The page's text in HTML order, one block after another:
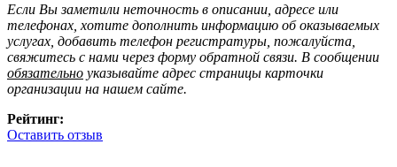
Если Вы заметили неточность в описании, адресе или
телефонах, хотите дополнить информацию об оказываемых
услугах, добавить телефон регистратуры, пожалуйста,
свяжитесь с нами через форму обратной связи. В сообщении
обязательно указывайте адрес страницы карточки
организации на нашем сайте.
Рейтинг:
Оставить отзыв